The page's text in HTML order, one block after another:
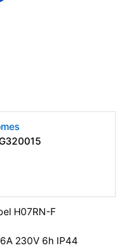
H07RN-F
230V 6h IP44